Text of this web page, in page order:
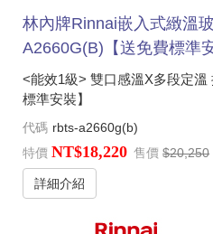
林內牌Rinnai嵌入式緻溫
A2660G(B)【送免費標準
<能效1級> 雙口感溫X多段定
標準安裝】
代碼 rbts-a2660g(b)
特價 NT$18,220 售價 $20,250
詳細介紹